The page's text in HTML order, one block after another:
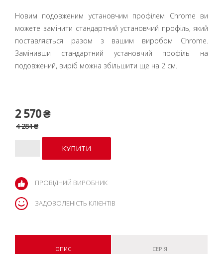
Новим подовженим установчим профілем Chrome ви
можете замінити стандартний установчий профіль, який
поставляється разом з вашим виробом Chrome.
Замінивши стандартний установчий профіль на
подовжений, виріб можна збільшити ще на 2 см.
2 570 ₴
4 284 ₴
ПРОВІДНИЙ ВИРОБНИК
ЗАДОВОЛЕНІСТЬ КЛІЄНТІВ
ОПИС СЕРІЯ